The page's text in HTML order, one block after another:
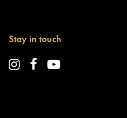
Stay in touch